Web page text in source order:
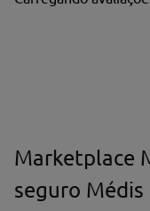
Marketplace
seguro Médis